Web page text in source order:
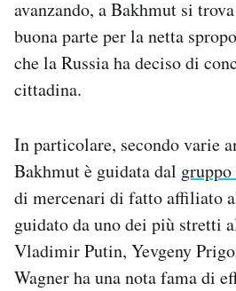
avanzando, a Bakhmut si
buona parte per la netta
che la Russia ha deciso di
cittadina.
In particolare, secondo varie
Bakhmut è guidata dal gruppo
di mercenari di fatto affiliato
guidato da uno dei più stretti
Vladimir Putin, Yevgeny
Wagner ha una nota fama di